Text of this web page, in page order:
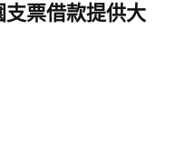
票借款提供大